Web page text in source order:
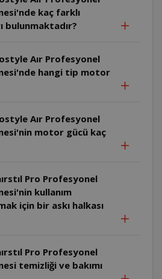
kaç farklı
bulunmaktadır?
Aır Profesyonel
hangi tip motor
Aır Profesyonel
motor gücü kaç
Pro Profesyonel
kullanım
için bir askı halkası
Pro Profesyonel
temizliği ve bakımı